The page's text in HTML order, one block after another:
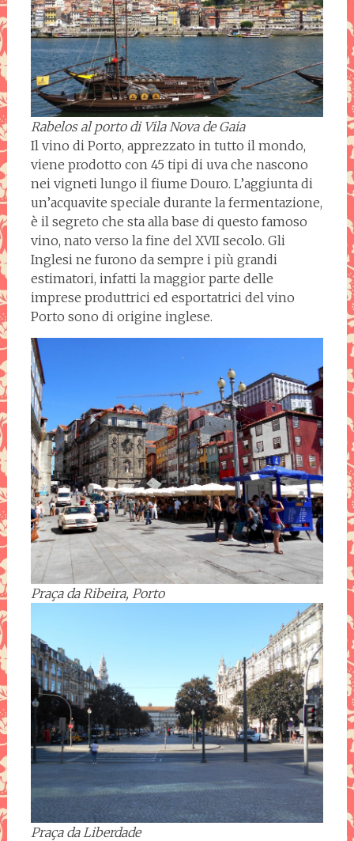
Rabelos al porto di Vila Nova de Gaia
Il vino di Porto, apprezzato in tutto il mondo,
viene prodotto con 45 tipi di uva che nascono
nei vigneti lungo il fiume Douro. L’aggiunta di
un’acquavite speciale durante la fermentazione,
è il segreto che sta alla base di questo famoso
vino, nato verso la fine del XVII secolo. Gli
Inglesi ne furono da sempre i più grandi
estimatori, infatti la maggior parte delle
imprese produttrici ed esportatrici del vino
Porto sono di origine inglese.
Praça da Ribeira, Porto
Praça da Liberdade